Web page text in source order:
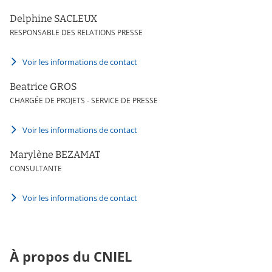
Delphine SACLEUX
RESPONSABLE DES RELATIONS PRESSE
Voir les informations de contact
Beatrice GROS
CHARGÉE DE PROJETS - SERVICE DE PRESSE
Voir les informations de contact
Marylène BEZAMAT
CONSULTANTE
Voir les informations de contact
À propos du CNIEL